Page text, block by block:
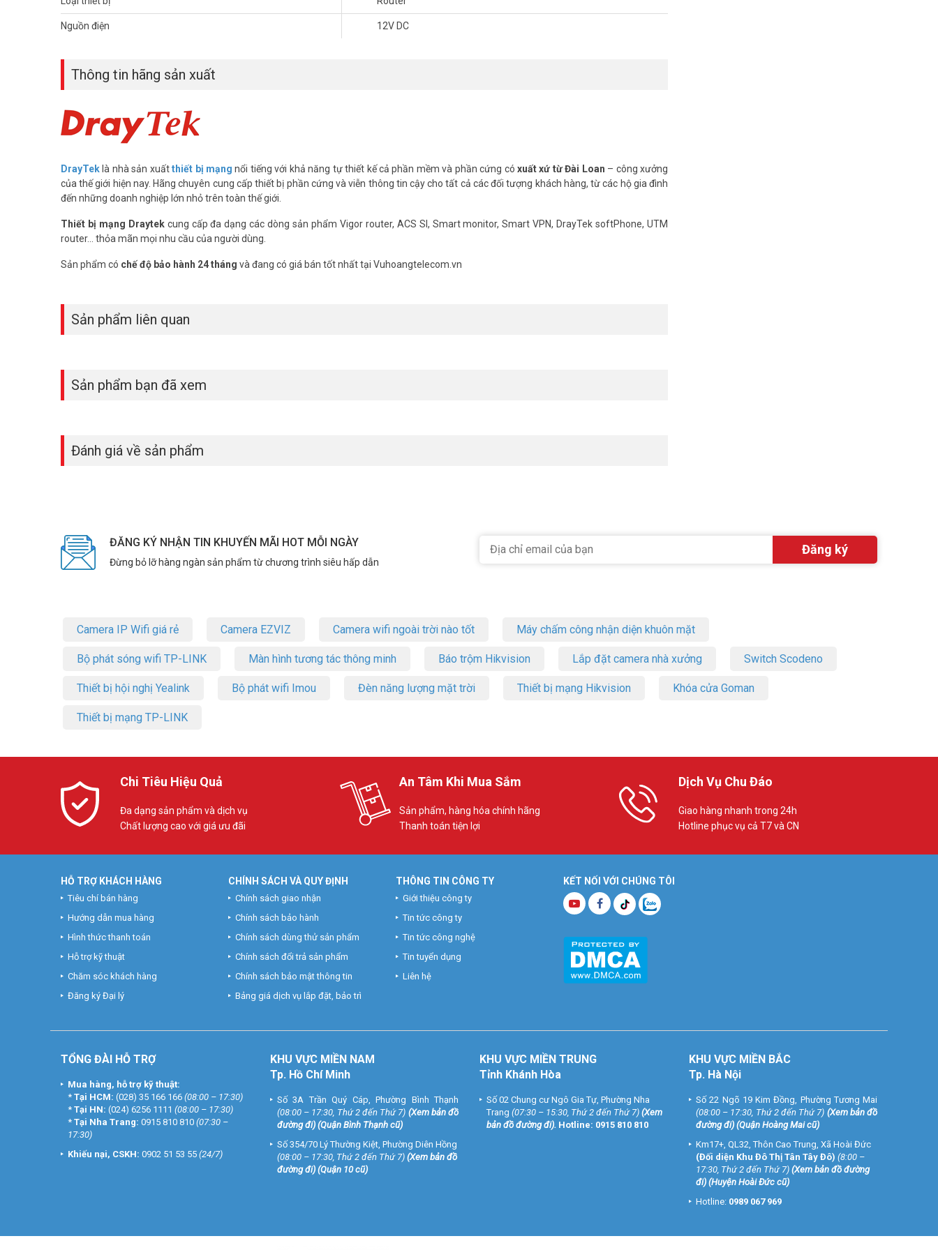
– Cân bằng tải & liên kết Backup
– 6 cổng với VLAN, kiểm soát hạn chế tốc độ Gigabit LAN
– VPN dễ dàng kết nối cho Chi nhánh-to-văn phòng, Teleworker- to-Office
– Quản lý băng thông và giới hạn Session, chức năng QoS
– Dynamic DNS
– IP & MAC thêm cơ sở kiểm soát truy cập Internet
– 2 cổng USB kết nối di động HDD cho File Server, modem 3G hoặc máy in USB
– Tường lửa bảo mật với NAT, DoS & DDoS, DMZ, Packet Filtering, Multi Subnets
– Điểm truy cập không dây, 02.11B / G / N với 3pcs ăng-ten.
– WDS, Multi SSID, điều khiển không dây Rate (limit bandwidth cho SSID).
– Hỗ trợ IPTV không dây. Nút on / off / WPS Wireless
Vuhoangtelecom hiện là nhà phân phối thiết bị mạng chính hãng, chất lượng tốt với hơn 500 Đại Lý trên toàn quốc cùng chính sách chiết
khấu tốt nhất thị trường. Quý khách hàng vui lòng liên hệ ngay cho chúng tôi qua Hotline 1900 9259 hoặc liên lạc trực tiếp tại các chi nhánh
của Vuhoangtelecom tại
TP.HCM (08).35 166 166 – (08) 3962 5555 và tại Hà Nội (04) 6256 1111 – (04) 3273 6666
thêm:www.vuhoangtelecom.vn.
Nguồn điện 12V DC
Thông tin hãng sản xuất
DrayTek là nhà sản xuấtthiết bị mạng nổi tiếng với khả năng tự thiết kế cả phần mềm và phần cứng có xuất xứ từ Đài Loan – công xưởng
của thế giới hiện nay. Hãng chuyên cung cấp thiết bị phần cứng và viễn thông tin cậy cho tất cả các đối tượng khách hàng, từ các hộ gia đình
đến những doanh nghiệp lớn nhỏ trên toàn thế giới.
Thiết bị mạng Draytekcung cấp đa dạng các dòng sản phẩm Vigor router, ACS SI, Smart monitor, Smart VPN, DrayTek softPhone, UTM
router... thỏa mãn mọi nhu cầu của người dùng.
Sản phẩm có chế độ bảo hành 24 tháng và đang có giá bán tốt nhất tại Vuhoangtelecom.vn
Sản phẩm liên quan
Sản phẩm bạn đã xem
Đánh giá về sản phẩm
ĐĂNG KÝ NHẬN TIN KHUYẾN MÃI HOT MỖI NGÀY
Đừng bỏ lỡ hàng ngàn sản phẩm từ chương trình siêu hấp dẫn
Camera IP Wifi giá rẻ Camera EZVIZ Camera wifi ngoài trời nào tốt Máy chấm công nhận diện khuôn mặt
Bộ phát sóng wifi TP-LINK Màn hình tương tác thông minh Báo trộm Hikvision Lắp đặt camera nhà xưởng Switch Scodeno
Thiết bị hội nghị Yealink Bộ phát wifi Imou Đèn năng lượng mặt trời Thiết bị mạng Hikvision Khóa cửa Goman
Thiết bị mạng TP-LINK
Chi Tiêu Hiệu Quả
Đa dạng sản phẩm và dịch vụ
Chất lượng cao với giá ưu đãi
An Tâm Khi Mua Sắm
Sản phẩm, hàng hóa chính hãng
Thanh toán tiện lợi
Dịch Vụ Chu Đáo
Giao hàng nhanh trong 24h
Hotline phục vụ cả T7 và CN
KẾT NỐI VỚI CHÚNG TÔI
HỖ TRỢ KHÁCH HÀNG
Tiêu chí bán hàng
Hướng dẫn mua hàng
Hình thức thanh toán
Hỗ trợ kỹ thuật
Chăm sóc khách hàng
Đăng ký Đại lý
CHÍNH SÁCH VÀ QUY ĐỊNH
Chính sách giao nhận
Chính sách bảo hành
Chính sách dùng thử sản phẩm
Chính sách đổi trả sản phẩm
Chính sách bảo mật thông tin
Bảng giá dịch vụ lắp đặt, bảo trì
THÔNG TIN CÔNG TY
Giới thiệu công ty
Tin tức công ty
Tin tức công nghệ
Tin tuyển dụng
Liên hệ
TỔNG ĐÀI HỖ TRỢ
Mua hàng, hỗ trợ kỹ thuật:
* Tại HCM: (028) 35 166 166 (08:00 – 17:30)
* Tại HN: (024) 6256 1111 (08:00 – 17:30)
* Tại Nha Trang: 0915 810 810 (07:30 –
17:30)
Khiếu nại, CSKH: 0902 51 53 55 (24/7)
KHU VỰC MIỀN NAM
Tp. Hồ Chí Minh
Số 3A Trần Quý Cáp, Phường Bình Thạnh
(08:00 – 17:30, Thứ 2 đến Thứ 7) (Xem bản đồ
đường đi) (Quận Bình Thạnh cũ)
Số 354/70 Lý Thường Kiệt, Phường Diên Hồng
(08:00 – 17:30, Thứ 2 đến Thứ 7) (Xem bản đồ
đường đi) (Quận 10 cũ)
KHU VỰC MIỀN TRUNG
Tỉnh Khánh Hòa
Số 02 Chung cư Ngô Gia Tự, Phường Nha
Trang (07:30 – 15:30, Thứ 2 đến Thứ 7) (Xem
bản đồ đường đi). Hotline: 0915 810 810
KHU VỰC MIỀN BẮC
Tp. Hà Nội
Số 22 Ngõ 19 Kim Đồng, Phường Tương Mai
(08:00 – 17:30, Thứ 2 đến Thứ 7) (Xem bản đồ
đường đi) (Quận Hoàng Mai cũ)
Km17+, QL32, Thôn Cao Trung, Xã Hoài Đức
(Đối diện Khu Đô Thị Tân Tây Đô) (8:00 –
17:30, Thứ 2 đến Thứ 7) (Xem bản đồ đường
đi) (Huyện Hoài Đức cũ)
Hotline: 0989 067 969